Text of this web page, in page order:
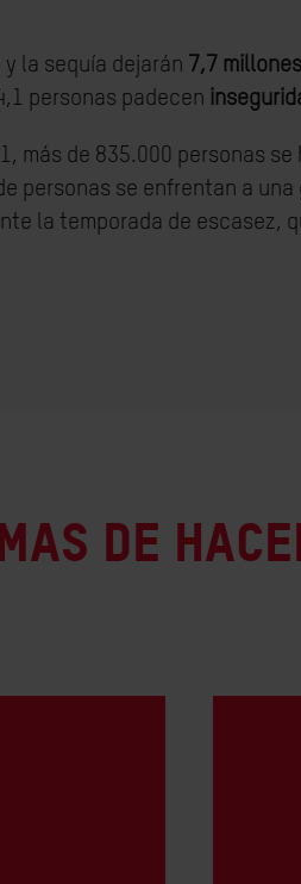
la sequía dejarán 7,7
personas padecen
más de 835.000 personas
personas se enfrentan a
la temporada de escasez,
de